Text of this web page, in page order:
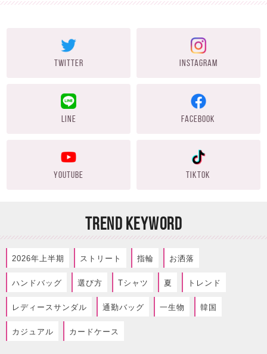
TWITTER INSTAGRAM
LINE FACEBOOK
YOUTUBE TIKTOK
TREND KEYWORD
2026年上半期 ストリート 指輪 お洒落
ハンドバッグ 選び方 Tシャツ 夏 トレンド
レディースサンダル 通勤バッグ 一生物 韓国
カジュアル カードケース